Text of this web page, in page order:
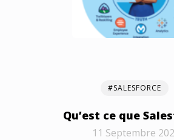
#SALESFORCE
Qu’est ce que
11 Septembre